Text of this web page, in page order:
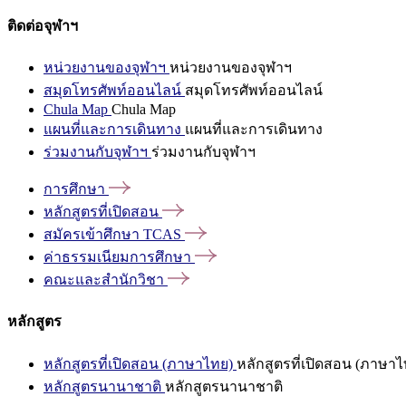
ติดต่อจุฬาฯ
หน่วยงานของจุฬาฯ หน่วยงานของจุฬาฯ
สมุดโทรศัพท์ออนไลน์ สมุดโทรศัพท์ออนไลน์
Chula Map Chula Map
แผนที่และการเดินทาง แผนที่และการเดินทาง
ร่วมงานกับจุฬาฯ ร่วมงานกับจุฬาฯ
การศึกษา
หลักสูตรที่เปิดสอน
สมัครเข้าศึกษา TCAS
ค่าธรรมเนียมการศึกษา
คณะและสำนักวิชา
หลักสูตร
หลักสูตรที่เปิดสอน (ภาษาไทย) หลักสูตรที่เปิดสอน (ภาษาไ
หลักสูตรนานาชาติ หลักสูตรนานาชาติ